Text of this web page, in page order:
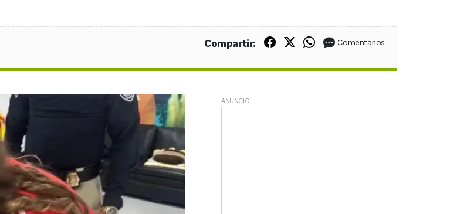
Compartir: Compartir en Facebook
Compartir en X (Twitter)
Compartir en WhatsApp
Comentarios
ANUNCIO